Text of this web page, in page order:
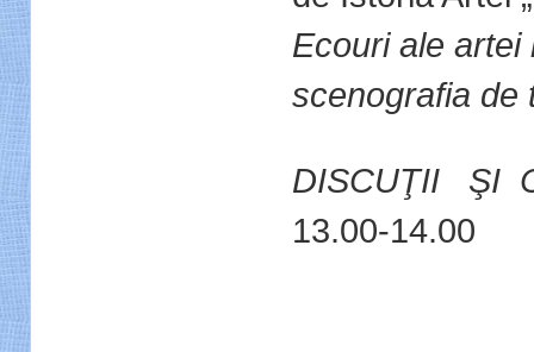
Ecouri ale
scenografia de
DISCUŢII ŞI
13.00-14.00